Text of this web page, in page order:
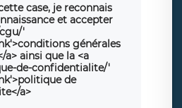
case, je reconnais
et accepter
'
générales
ainsi que la <a
de-confidentialite/'
de
a>